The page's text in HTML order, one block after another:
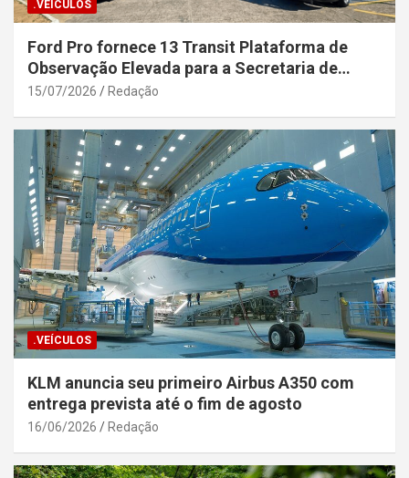
.VEÍCULOS
Ford Pro fornece 13 Transit Plataforma de
Observação Elevada para a Secretaria de
Segurança Pública da Bahia
15/07/2026 Redação
.VEÍCULOS
KLM anuncia seu primeiro Airbus A350 com
entrega prevista até o fim de agosto
16/06/2026 Redação